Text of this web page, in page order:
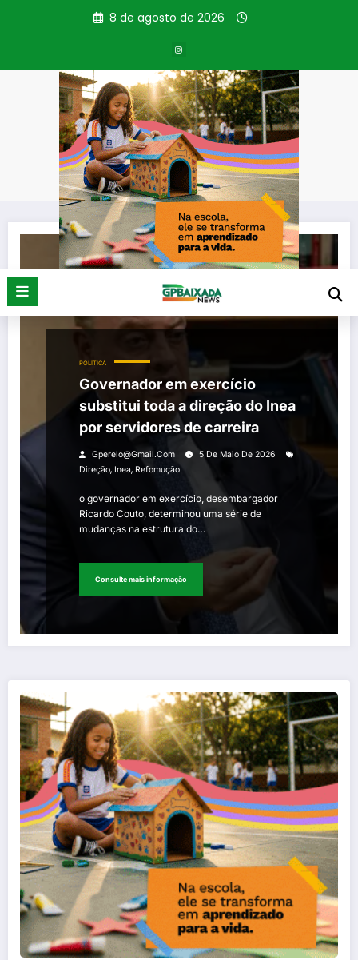
8 de agosto de 2026
Tag: Direção
Página inicial Direção
POLÍTICA
Governador em exercício
substitui toda a direção do Inea
por servidores de carreira
Gperelo@gmail.com
5 De Maio De 2026
Direção, Inea, Refomução
o governador em exercício, desembargador
Ricardo Couto, determinou uma série de
mudanças na estrutura do…
Consulte mais informação